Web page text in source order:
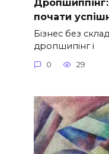
почати
Бізнес без
дропшипінг і
0 29